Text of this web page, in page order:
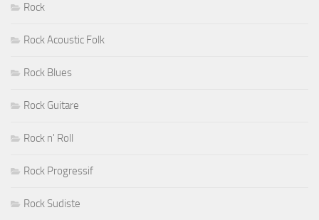
Rock
Rock Acoustic Folk
Rock Blues
Rock Guitare
Rock n' Roll
Rock Progressif
Rock Sudiste